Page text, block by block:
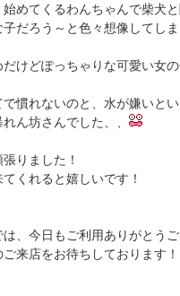
めてくるわんちゃんで柴犬と
子だろう～と色々想像してし
だけどぽっちゃりな可愛い女
で慣れないのと、水が嫌いと
ん坊さんでした、、
張りました！
てくれると嬉しいです！
は、今日もご利用ありがとうご
ご来店をお待ちしております！